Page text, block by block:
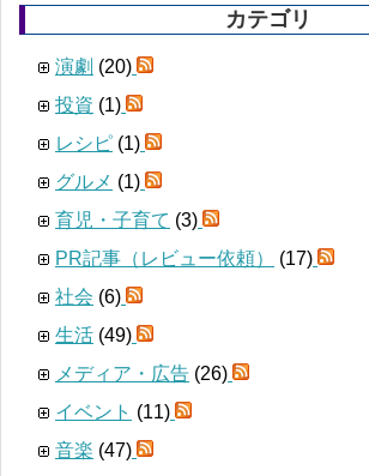
カテゴリ
演劇 (20)
投資 (1)
レシピ (1)
グルメ (1)
育児・子育て (3)
PR記事（レビュー依頼）
(17)
社会 (6)
生活 (49)
メディア・広告 (26)
イベント (11)
音楽 (47)